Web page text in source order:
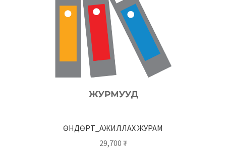
ӨНДӨРТ_АЖИЛЛАХ ЖУРАМ
29,700 ₮